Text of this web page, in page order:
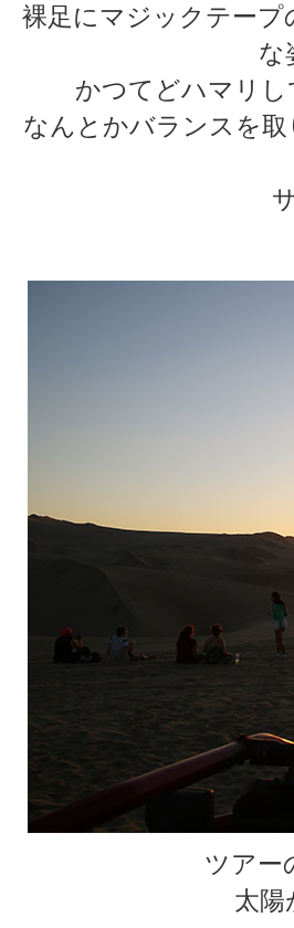
裸足にマジックテー
な
かつてどハマリ
なんとかバランスを
ツアー
太陽